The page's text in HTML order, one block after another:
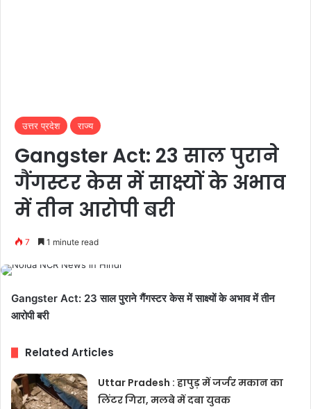
उत्तर प्रदेश राज्य
Gangster Act: 23 साल पुराने
गैंगस्टर केस में साक्ष्यों के अभाव
में तीन आरोपी बरी
7 1 minute read
Gangster Act: 23 साल पुराने गैंगस्टर केस में साक्ष्यों के अभाव में तीन
आरोपी बरी
Related Articles
Uttar Pradesh : हापुड़ में जर्जर मकान का
लिंटर गिरा, मलबे में दबा युवक